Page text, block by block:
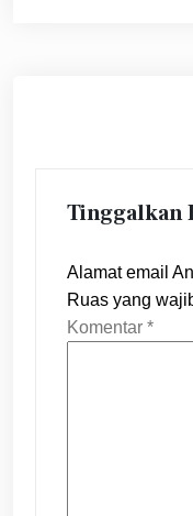
Tinggalkan
Alamat email
Ruas yang
Komentar *